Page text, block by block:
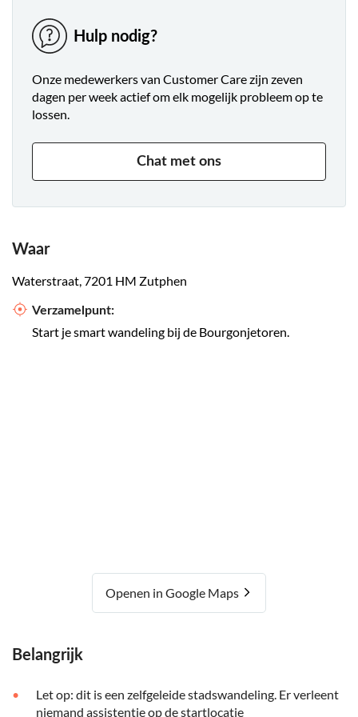
Hulp nodig?
Onze medewerkers van Customer Care zijn zeven
dagen per week actief om elk mogelijk probleem op te
lossen.
Chat met ons
Waar
Waterstraat, 7201 HM Zutphen
Verzamelpunt:
Start je smart wandeling bij de Bourgonjetoren.
Openen in Google Maps
Belangrijk
Let op: dit is een zelfgeleide stadswandeling. Er verleent
niemand assistentie op de startlocatie